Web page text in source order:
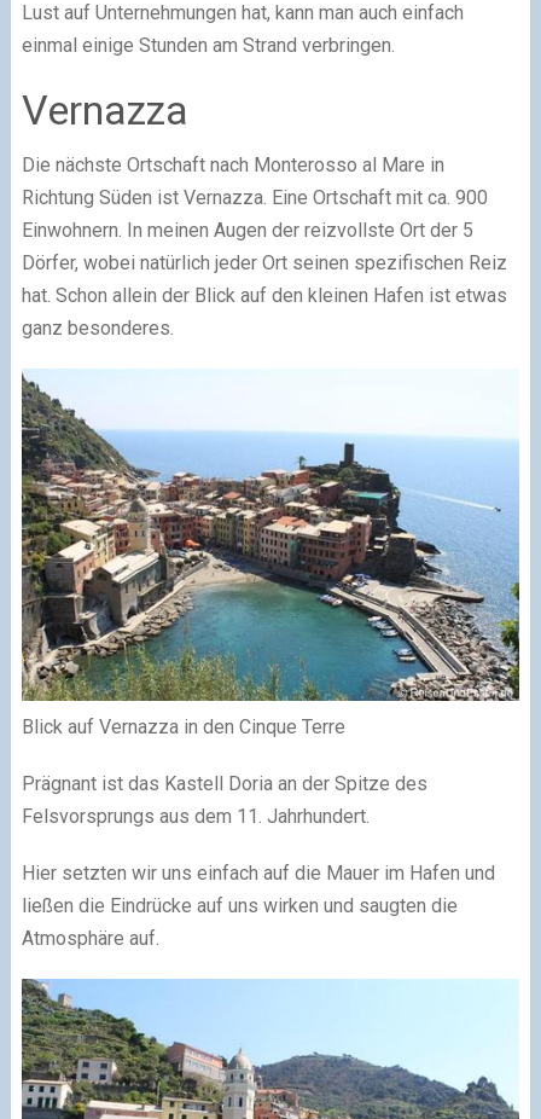
Lust auf Unternehmungen hat, kann man auch einfach
einmal einige Stunden am Strand verbringen.
Vernazza
Die nächste Ortschaft nach Monterosso al Mare in
Richtung Süden ist Vernazza. Eine Ortschaft mit ca. 900
Einwohnern. In meinen Augen der reizvollste Ort der 5
Dörfer, wobei natürlich jeder Ort seinen spezifischen Reiz
hat. Schon allein der Blick auf den kleinen Hafen ist etwas
ganz besonderes.
Blick auf Vernazza in den Cinque Terre
Prägnant ist das Kastell Doria an der Spitze des
Felsvorsprungs aus dem 11. Jahrhundert.
Hier setzten wir uns einfach auf die Mauer im Hafen und
ließen die Eindrücke auf uns wirken und saugten die
Atmosphäre auf.